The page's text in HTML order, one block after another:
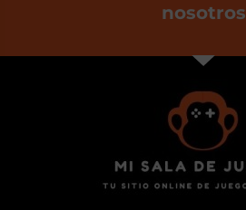
nosotros